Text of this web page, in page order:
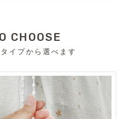
CHOOSE
イプから選べます